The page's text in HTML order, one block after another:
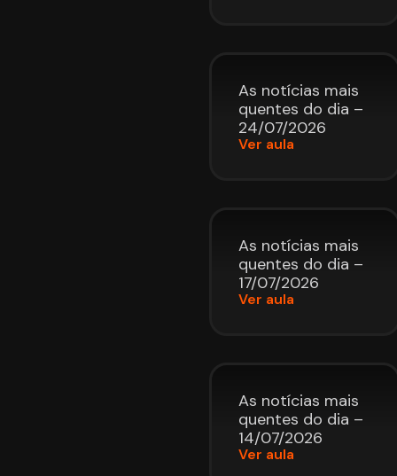
As notícias mais
quentes do dia –
24/07/2026
Ver aula
As notícias mais
quentes do dia –
17/07/2026
Ver aula
As notícias mais
quentes do dia –
14/07/2026
Ver aula